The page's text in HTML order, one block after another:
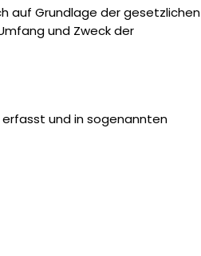
auf Grundlage der gesetzlichen
und Zweck der
und in sogenannten